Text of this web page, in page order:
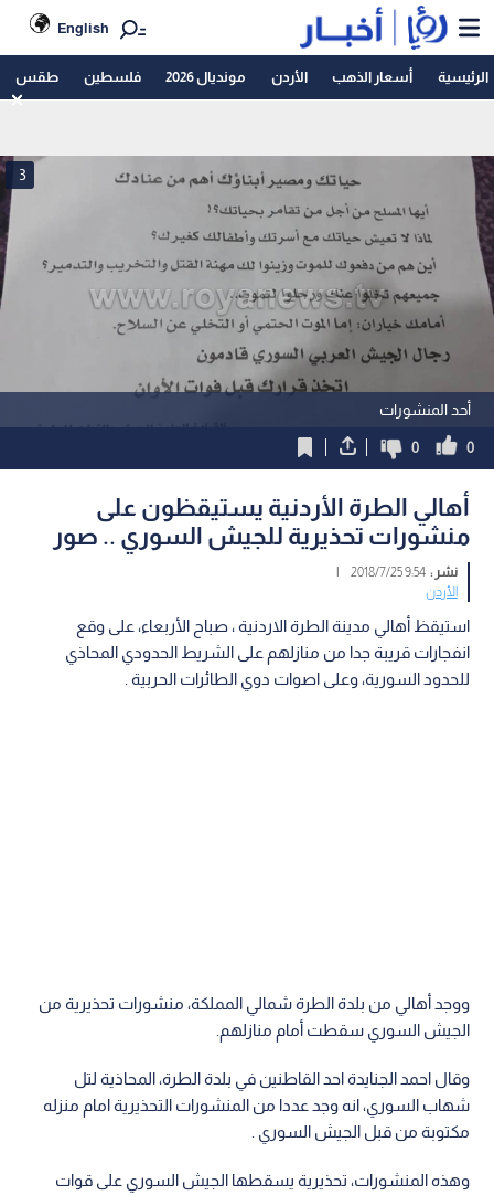
English
الرئيسية أسعار الذهب الأردن مونديال 2026 فلسطين طقس
أحد المنشورات
3
0
0
أهالي الطرة الأردنية يستيقظون على
منشورات تحذيرية للجيش السوري .. صور
نشر :9:54 2018/7/25
|
الأردن
استيقظ أهالي مدينة الطرة الاردنية ، صباح الأربعاء، على وقع
انفجارات قريبة جدا من منازلهم على الشريط الحدودي المحاذي
للحدود السورية، وعلى اصوات دوي الطائرات الحربية .
ووجد أهالي من بلدة الطرة شمالي المملكة، منشورات تحذيرية من
الجيش السوري سقطت أمام منازلهم.
وقال احمد الجنايدة احد القاطنين في بلدة الطرة، المحاذية لتل
شهاب السوري، انه وجد عددا من المنشورات التحذيرية امام منزله
مكتوبة من قبل الجيش السوري .
وهذه المنشورات، تحذيرية يسقطها الجيش السوري على قوات